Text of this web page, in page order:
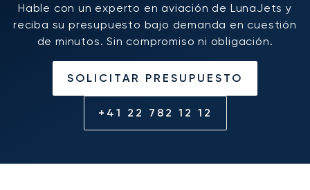
Hable con un experto en aviación de LunaJets y
reciba su presupuesto bajo demanda en cuestión
de minutos. Sin compromiso ni obligación.
SOLICITAR PRESUPUESTO
+41 22 782 12 12